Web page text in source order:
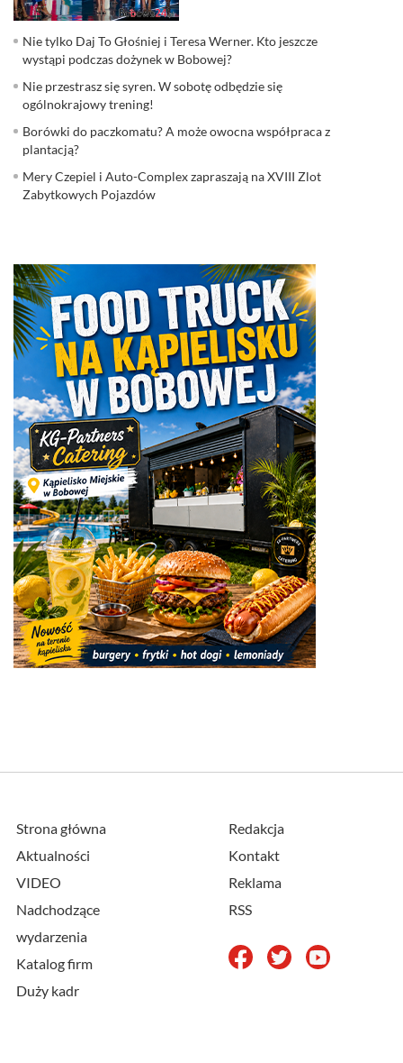
Nie tylko Daj To Głośniej i Teresa Werner. Kto jeszcze
wystąpi podczas dożynek w Bobowej?
Nie przestrasz się syren. W sobotę odbędzie się
ogólnokrajowy trening!
Borówki do paczkomatu? A może owocna współpraca z
plantacją?
Mery Czepiel i Auto-Complex zapraszają na XVIII Zlot
Zabytkowych Pojazdów
Strona główna
Aktualności
VIDEO
Nadchodzące
wydarzenia
Katalog firm
Duży kadr
Redakcja
Kontakt
Reklama
RSS